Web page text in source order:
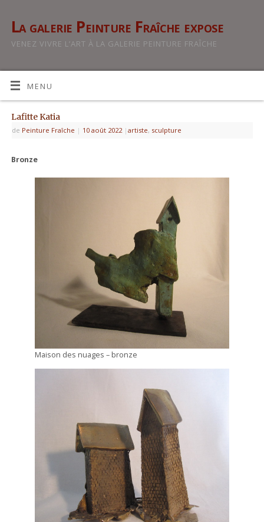
La galerie Peinture Fraîche expose
VENEZ VIVRE L’ART À LA GALERIE PEINTURE FRAÎCHE
MENU
Lafitte Katia
de Peinture Fraîche | 10 août 2022 | artiste, sculpture
Bronze
Maison des nuages – bronze